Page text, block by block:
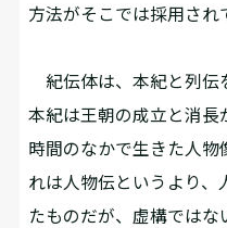
方法がそこでは採用され
紀伝体は、本紀と列伝
本紀は王朝の成立と消長
時間のなかで生きた人物
れは人物伝というより、
たものだが、虚構では